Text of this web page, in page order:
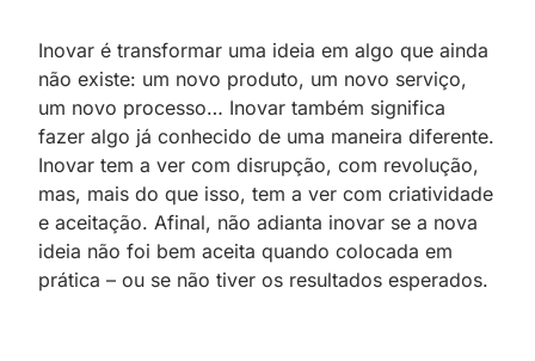
Inovar é transformar uma ideia em algo que ainda
não existe: um novo produto, um novo serviço,
um novo processo… Inovar também significa
fazer algo já conhecido de uma maneira diferente.
Inovar tem a ver com disrupção, com revolução,
mas, mais do que isso, tem a ver com criatividade
e aceitação. Afinal, não adianta inovar se a nova
ideia não foi bem aceita quando colocada em
prática – ou se não tiver os resultados esperados.